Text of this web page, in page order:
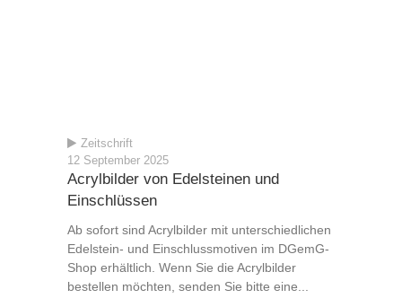
Zeitschrift
12 September 2025
Acrylbilder von Edelsteinen und
Einschlüssen
Ab sofort sind Acrylbilder mit unterschiedlichen
Edelstein- und Einschlussmotiven im DGemG-
Shop erhältlich. Wenn Sie die Acrylbilder
bestellen möchten, senden Sie bitte eine...